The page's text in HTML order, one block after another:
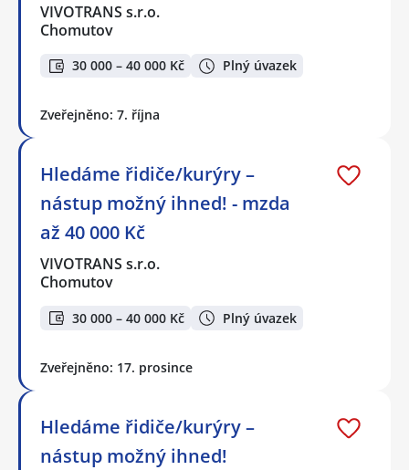
VIVOTRANS s.r.o.
Chomutov
30 000 – 40 000 Kč Plný úvazek
Zveřejněno: 7. října
Hledáme řidiče/kurýry –
nástup možný ihned! - mzda
až 40 000 Kč
VIVOTRANS s.r.o.
Chomutov
30 000 – 40 000 Kč Plný úvazek
Zveřejněno: 17. prosince
Hledáme řidiče/kurýry –
nástup možný ihned!